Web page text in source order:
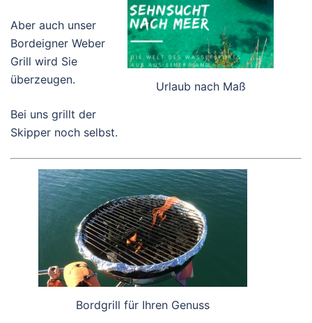
Urlaub nach Maß
Aber auch unser
Bordeigner Weber
Grill wird Sie
überzeugen.
Bei uns grillt der
Skipper noch selbst.
Bordgrill für Ihren Genuss